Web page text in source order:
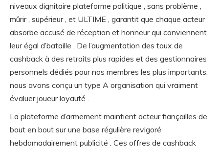
niveaux dignitaire plateforme politique , sans problème ,
mûrir , supérieur , et ULTIME , garantit que chaque acteur
absorbe accusé de réception et honneur qui conviennent
leur égal d’bataille . De l’augmentation des taux de
cashback à des retraits plus rapides et des gestionnaires
personnels dédiés pour nos membres les plus importants,
nous avons conçu un type A organisation qui vraiment
évaluer joueur loyauté .
La plateforme d’armement maintient acteur fiançailles de
bout en bout sur ​​une base régulière revigoré
hebdomadairement publicité . Ces offres de cashback